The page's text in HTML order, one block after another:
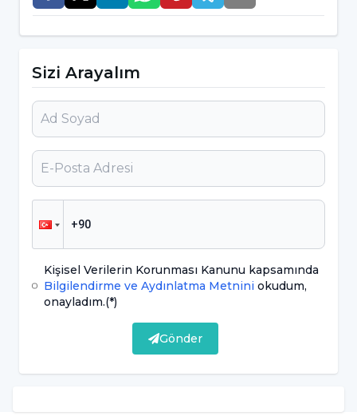
şekilde gittiği doktordan telepsikiyatri için
randevu alabilir. Ya da başka bir hekim de
hekim seçmede özgürdür. Hastalar dilediği
doktoru seçebilir. Hastanın telepsikiyatri
görüşmesi öncesi hazırlık yapması; sürecin
aksamaması ve tedavi sürecinin verimli olması
açısından daha faydalı olacaktır. Eğer doktor
hastaya ilaç verdiyse, hasta telepsikiyatri
sırasında kullandığı ilacı doktora hatırlatabilir.
Hasta doktorun verdiği ilaçtan bir fayda
sağladıysa ya da ilaç yan etki yaptıysa, tam
tersine ilaç hiç bir etki göstermemişse bunu
doktora iletmek için önceden not alabilir.
Hasta şikâyetleri arttıysa bunu telepsikiyatri
sırasında doktora iletebilir. Doktora iletmek
Sizi Arayalım
Kişisel Verilerin Korunması Kanunu kapsamında
Bilgilendirme ve Aydınlatma Metniniokudum,
onayladım.(*)
Gönder